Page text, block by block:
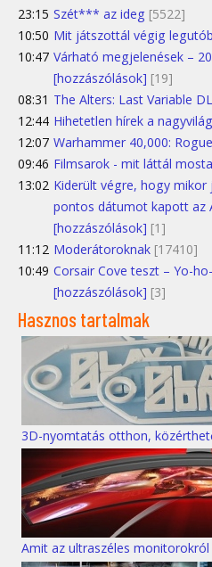
23:15 Szét*** az ideg [5522]
10:50 Mit játszottál végig
10:47 Várható megjelenések –
[hozzászólások] [19]
08:31 The Alters: Last Variable
12:44 Hihetetlen hírek a
12:07 Warhammer 40,000:
09:46 Filmsarok - mit láttál
13:02 Kiderült végre, hogy
pontos dátumot kapott az
[hozzászólások] [1]
11:12 Moderátoroknak [17410]
10:49 Corsair Cove teszt – Yo-
[hozzászólások] [3]
Hasznos tartalmak
3D-nyomtatás otthon,
Amit az ultraszéles